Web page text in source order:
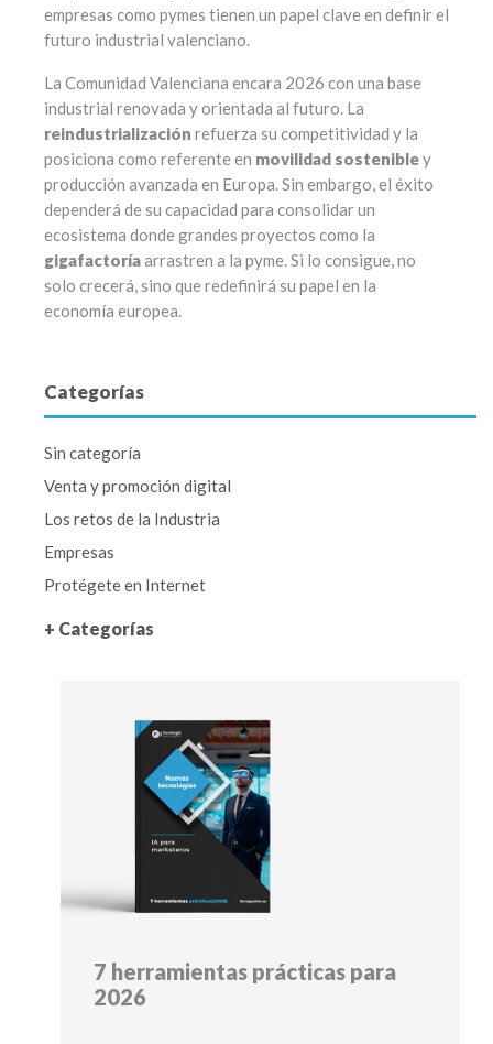
empresas como pymes tienen un papel clave en definir el
futuro industrial valenciano.
La Comunidad Valenciana encara 2026 con una base
industrial renovada y orientada al futuro. La
reindustrialización refuerza su competitividad y la
posiciona como referente en movilidad sostenibley
producción avanzada en Europa. Sin embargo, el éxito
dependerá de su capacidad para consolidar un
ecosistema donde grandes proyectos como la
gigafactoríaarrastren a la pyme. Si lo consigue, no
solo crecerá, sino que redefinirá su papel en la
economía europea.
Categorías
Sin categoría
Venta y promoción digital
Los retos de la Industria
Empresas
Protégete en Internet
+ Categorías
7 herramientas prácticas para
2026